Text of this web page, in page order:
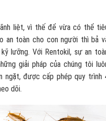
liệt, vì thế để vừa có thể
an toàn cho con người thì bả
lưỡng. Với Rentokil, sự an
giải pháp của chúng tôi
ngặt, được cấp phép quy trình
dõi.